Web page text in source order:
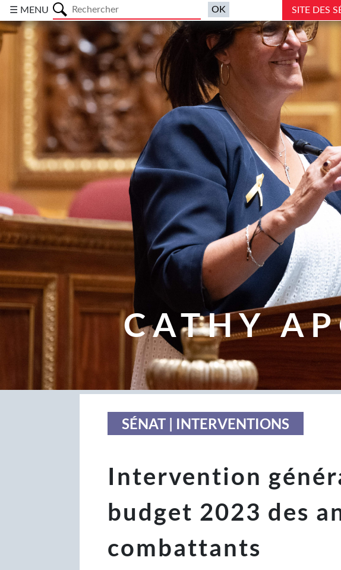
☰ MENU SITE DES
CATHY
SÉNAT | INTERVENTIONS
Intervention
budget 2023 des
combattants